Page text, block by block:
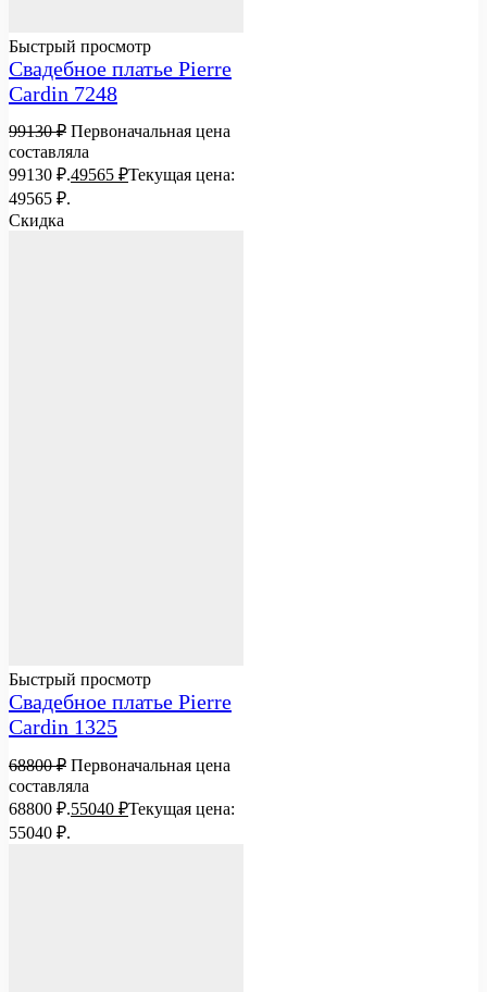
Быстрый просмотр
Свадебное платье Pierre
Cardin 7248
99130₽ Первоначальная цена
составляла
99130 ₽.49565 ₽Текущая цена:
49565 ₽.
Скидка
Быстрый просмотр
Свадебное платье Pierre
Cardin 1325
68800₽ Первоначальная цена
составляла
68800 ₽.55040 ₽Текущая цена:
55040 ₽.